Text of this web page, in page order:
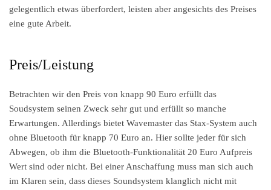
gelegentlich etwas überfordert, leisten aber angesichts des Preises
eine gute Arbeit.
Preis/Leistung
Betrachten wir den Preis von knapp 90 Euro erfüllt das
Soudsystem seinen Zweck sehr gut und erfüllt so manche
Erwartungen. Allerdings bietet Wavemaster das Stax-System auch
ohne Bluetooth für knapp 70 Euro an. Hier sollte jeder für sich
Abwegen, ob ihm die Bluetooth-Funktionalität 20 Euro Aufpreis
Wert sind oder nicht. Bei einer Anschaffung muss man sich auch
im Klaren sein, dass dieses Soundsystem klanglich nicht mit